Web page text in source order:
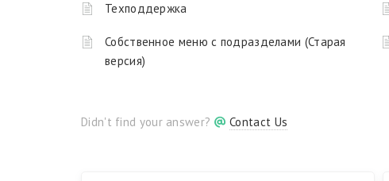
Техподдержка
Собственное меню с подразделами (Старая
версия)
Didn't find your answer? Contact Us